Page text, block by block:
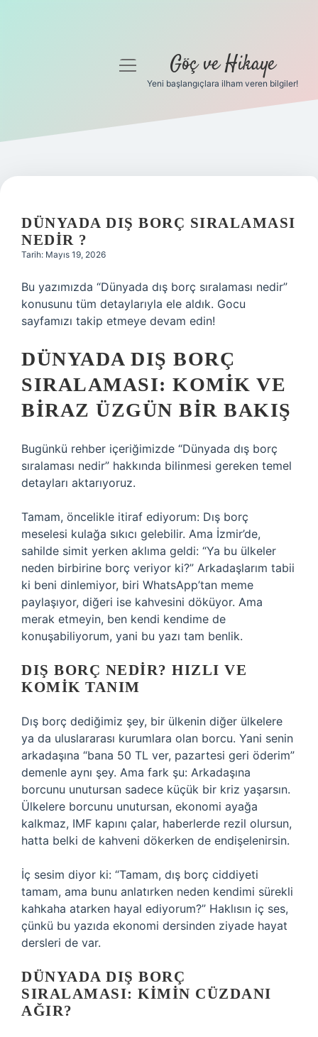
Gizlilik Politikası
Yasal Uyarı
menüyü
Göç ve Hikaye
Yeni başlangıçlara ilham veren bilgiler!
DÜNYADA DIŞ BORÇ SIRALAMASI
NEDIR ?
Tarih: Mayıs 19, 2026
Bu yazımızda “Dünyada dış borç sıralaması nedir”
konusunu tüm detaylarıyla ele aldık. Gocu
sayfamızı takip etmeye devam edin!
DÜNYADA DIŞ BORÇ
SIRALAMASI: KOMIK VE
BIRAZ ÜZGÜN BIR BAKIŞ
Bugünkü rehber içeriğimizde “Dünyada dış borç
sıralaması nedir” hakkında bilinmesi gereken temel
detayları aktarıyoruz.
Tamam, öncelikle itiraf ediyorum: Dış borç
meselesi kulağa sıkıcı gelebilir. Ama İzmir’de,
sahilde simit yerken aklıma geldi: “Ya bu ülkeler
neden birbirine borç veriyor ki?” Arkadaşlarım tabii
ki beni dinlemiyor, biri WhatsApp’tan meme
paylaşıyor, diğeri ise kahvesini döküyor. Ama
merak etmeyin, ben kendi kendime de
konuşabiliyorum, yani bu yazı tam benlik.
DIŞ BORÇ NEDIR? HIZLI VE
KOMIK TANIM
Dış borç dediğimiz şey, bir ülkenin diğer ülkelere
ya da uluslararası kurumlara olan borcu. Yani senin
arkadaşına “bana 50 TL ver, pazartesi geri öderim”
demenle aynı şey. Ama fark şu: Arkadaşına
borcunu unutursan sadece küçük bir kriz yaşarsın.
Ülkelere borcunu unutursan, ekonomi ayağa
kalkmaz, IMF kapını çalar, haberlerde rezil olursun,
hatta belki de kahveni dökerken de endişelenirsin.
İç sesim diyor ki: “Tamam, dış borç ciddiyeti
tamam, ama bunu anlatırken neden kendimi sürekli
kahkaha atarken hayal ediyorum?” Haklısın iç ses,
çünkü bu yazıda ekonomi dersinden ziyade hayat
dersleri de var.
DÜNYADA DIŞ BORÇ
SIRALAMASI: KIMIN CÜZDANI
AĞIR?